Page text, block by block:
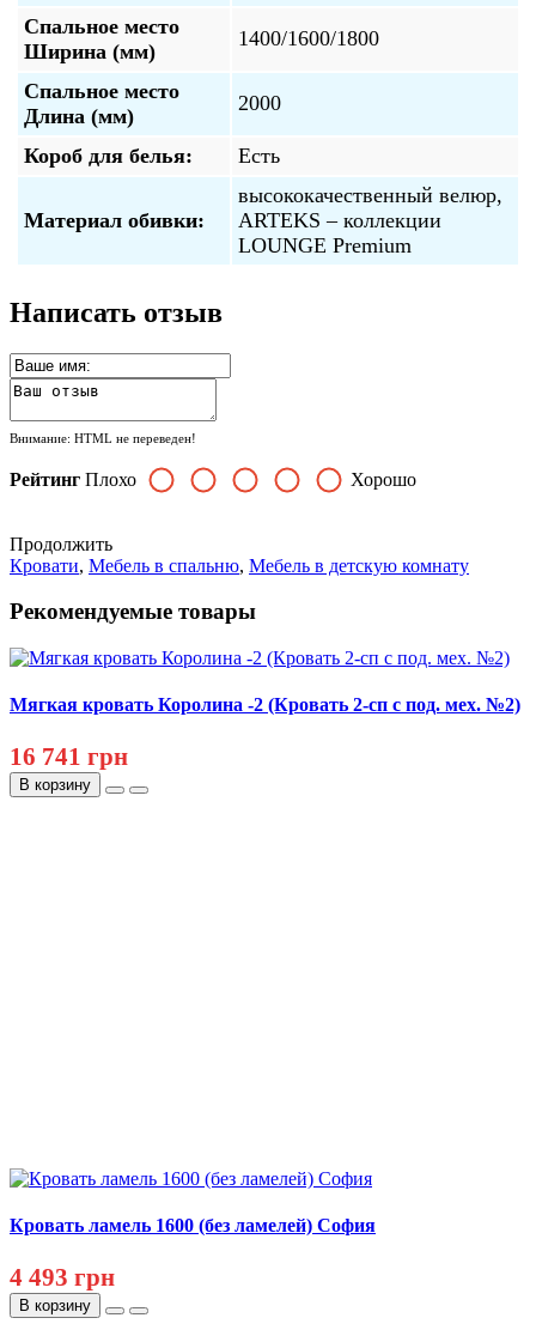
Спальное место
Ширина (мм)
1400/1600/1800
Спальное место
Длина (мм)
2000
Короб для белья: Есть
Материал обивки:
высококачественный велюр,
ARTEKS – коллекции
LOUNGE Premium
Написать отзыв
Внимание: HTML не переведен!
Рейтинг Плохо Хорошо
Продолжить
Кровати, Мебель в спальню, Мебель в детскую комнату
Рекомендуемые товары
Мягкая кровать Королина -2 (Кровать 2-сп с под. мех. №2)
16 741 грн
В корзину
Кровать ламель 1600 (без ламелей) София
4 493 грн
В корзину